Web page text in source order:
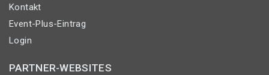
Kontakt
Event-Plus-Eintrag
Login
PARTNER-WEBSITES